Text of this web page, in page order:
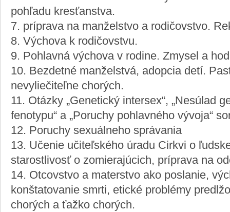
pohľadu kresťanstva.
7. príprava na manželstvo a rodičovstvo.
8. Výchova k rodičovstvu.
9. Pohlavná výchova v rodine. Zmysel a
10. Bezdetné manželstvá, adopcia detí.
nevyliečiteľne chorých.
11. Otázky „Genetický intersex“, „Nesúlad
fenotypu“ a „Poruchy pohlavného vývoja“
12. Poruchy sexuálneho správania
13. Učenie učiteľského úradu Cirkvi o
starostlivosť o zomierajúcich, príprava na
14. Otcovstvo a materstvo ako poslanie,
konštatovanie smrti, etické problémy
chorých a ťažko chorých.